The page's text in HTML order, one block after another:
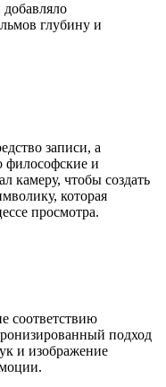
глубину и
записи, а
философские и
камеру, чтобы создать
которая
просмотра.
соответствию
подход
и изображение